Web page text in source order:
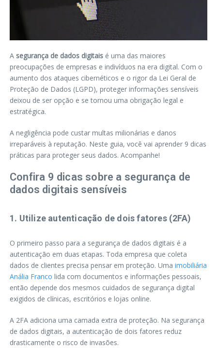
A segurança de dados digitais é uma das maiores
preocupações de empresas e indivíduos na era digital. Com o
aumento dos ataques cibernéticos e o rigor da Lei Geral de
Proteção de Dados (LGPD), proteger informações sensíveis
deixou de ser opção e se tornou uma obrigação legal e
estratégica.
A negligência pode custar multas milionárias e danos
irreparáveis à reputação. Neste guia, você vai aprender 9 dicas
práticas para proteger seus dados. Acompanhe!
Confira 9 dicas sobre a segurança de
dados digitais sensíveis
1. Utilize autenticação de dois fatores (2FA)
O primeiro passo para a segurança de dados digitais é a
autenticação em duas etapas. Toda empresa que coleta
dados de clientes precisa pensar em proteção. Uma imobiliária
Anália Franco lida com documentos e informações pessoais,
então depende dos mesmos cuidados de segurança digital
exigidos de clínicas, escritórios e lojas online.
A 2FA adiciona uma camada extra de proteção. Na segurança
de dados digitais, a autenticação de dois fatores reduz
drasticamente o risco de invasões.